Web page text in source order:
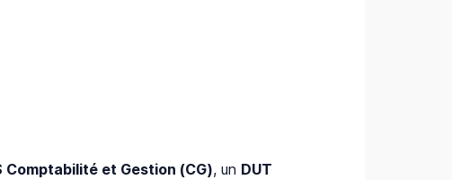
Comptabilité et Gestion (CG), un DUT